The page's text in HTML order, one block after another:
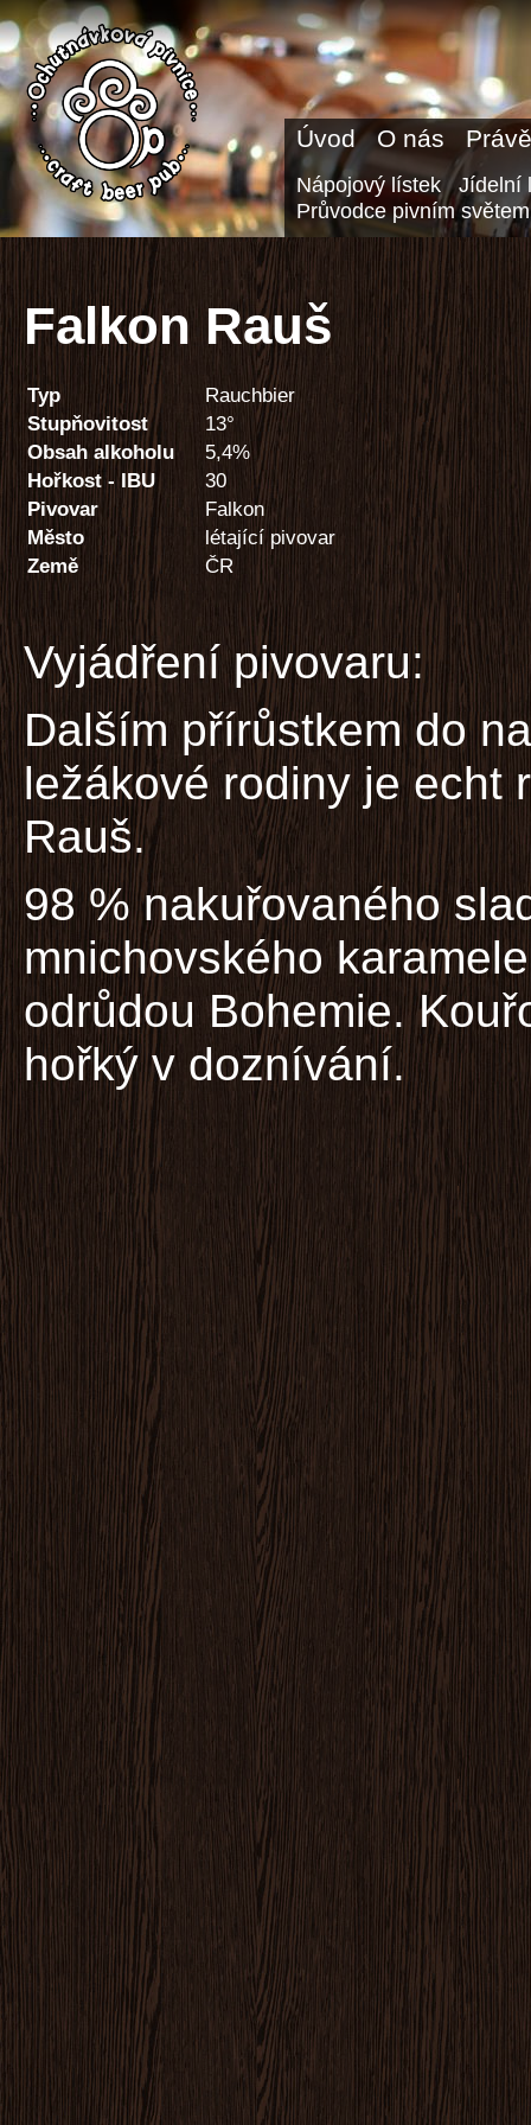
Úvod O nás
Nápojový lístek
Jídelní
Průvodce pivním světem
Falkon Rauš
Typ
Rauchbier
Stupňovitost
13°
Obsah alkoholu
5,4%
Hořkost - IBU
30
Pivovar
Falkon
Město
létající pivovar
Země
ČR
Vyjádření pivovaru:
Dalším přírůstkem do
ležákové rodiny je echt
Rauš.
98 % nakuřovaného
mnichovského
odrůdou Bohemie.
hořký v doznívání.